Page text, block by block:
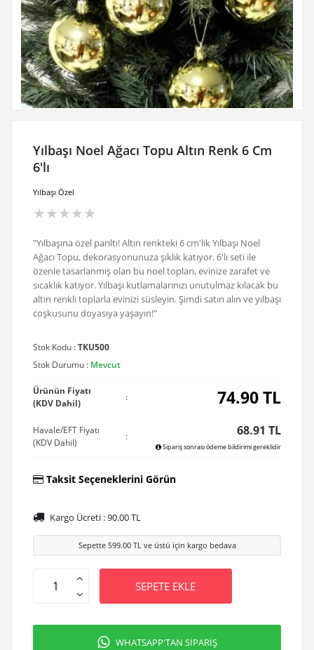
Yılbaşı Noel Ağacı Topu Altın Renk 6 Cm
6'lı
Yılbaşı Özel
★★★★★
"Yılbaşına özel parıltı! Altın renkteki 6 cm'lik Yılbaşı Noel
Ağacı Topu, dekorasyonunuza şıklık katıyor. 6'lı seti ile
özenle tasarlanmış olan bu noel topları, evinize zarafet ve
sıcaklık katıyor. Yılbaşı kutlamalarınızı unutulmaz kılacak bu
altın renkli toplarla evinizi süsleyin. Şimdi satın alın ve yılbaşı
coşkusunu doyasıya yaşayın!"
Stok Kodu :TKU500
Stok Durumu : Mevcut
Ürünün Fiyatı
(KDV Dahil)
: 74.90TL
Havale/EFT Fiyatı
(KDV Dahil)
: 68.91 TL
Sipariş sonrası ödeme bildirimi gereklidir
Taksit Seçeneklerini Görün
Kargo Ücreti :90.00TL
Sepette 599.00TL ve üstü için kargo bedava
SEPETE EKLE
WHATSAPP'TAN SİPARİŞ